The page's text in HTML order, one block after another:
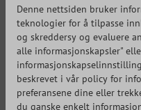
Denne nettsiden bruker
teknologier for å tilpasse
og skreddersy og evaluere
alle informasjonskapsler"
beskrevet i vår policy for
preferansene dine eller
du ganske enkelt